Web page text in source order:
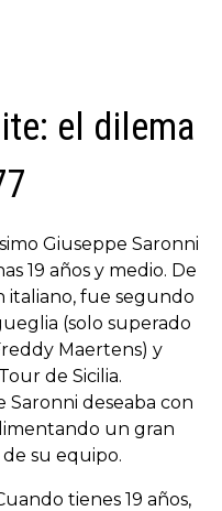
el dilema
Giuseppe Saronni
19 años y medio. De
italiano, fue segundo
(solo superado
Maertens) y
de Sicilia.
deseaba con
un gran
su equipo.
tienes 19 años,